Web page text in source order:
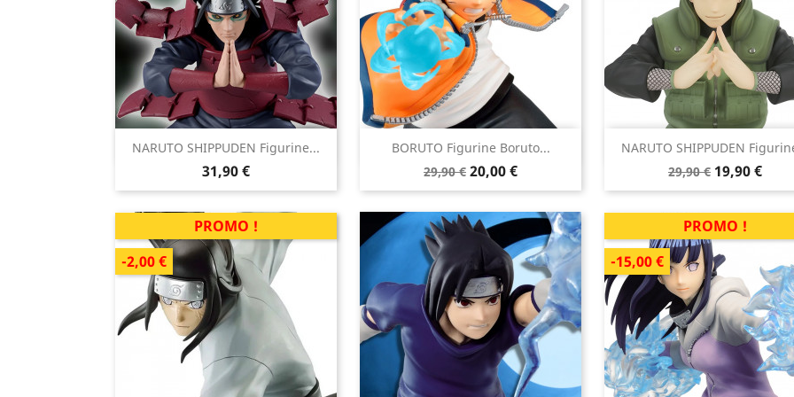
NARUTO SHIPPUDEN Figurine...
Prix
31,90 €
Aperçu rapide BORUTO Figurine Boruto...
Prix
de
29,90 € Prix
20,00 €
Aperçu rapide NARUTO SHIPPUDEN
Prix
de
29,90 € Prix
19,90 €
Aperçu rapide
PROMO !
-2,00 €
PROMO !
-15,00 €